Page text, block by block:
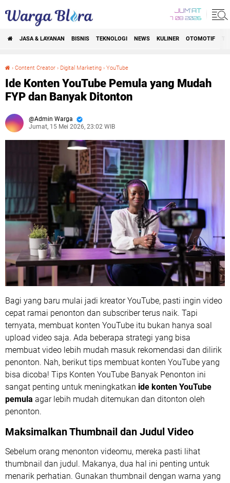
JUM'AT
7 08 2026
JASA & LAYANAN BISNIS TEKNOLOGI NEWS KULINER OTOMOTIF
› Content Creator › Digital Marketing › YouTube
Ide Konten YouTube Pemula yang Mudah
FYP dan Banyak Ditonton
Admin Warga
Jumat, 15 Mei 2026, 23:02 WIB
Bagi yang baru mulai jadi kreator YouTube, pasti ingin video
cepat ramai penonton dan subscriber terus naik. Tapi
ternyata, membuat konten YouTube itu bukan hanya soal
upload video saja. Ada beberapa strategi yang bisa
membuat video lebih mudah masuk rekomendasi dan dilirik
penonton. Nah, berikut tips membuat konten YouTube yang
bisa dicoba! Tips Konten YouTube Banyak Penonton ini
sangat penting untuk meningkatkan ide konten YouTube
pemula agar lebih mudah ditemukan dan ditonton oleh
penonton.
Maksimalkan Thumbnail dan Judul Video
Sebelum orang menonton videomu, mereka pasti lihat
thumbnail dan judul. Makanya, dua hal ini penting untuk
menarik perhatian. Gunakan thumbnail dengan warna yang